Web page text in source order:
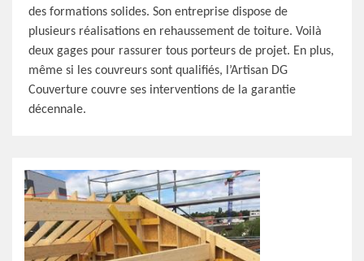
des formations solides. Son entreprise dispose de
plusieurs réalisations en rehaussement de toiture. Voilà
deux gages pour rassurer tous porteurs de projet. En plus,
même si les couvreurs sont qualifiés, l’Artisan DG
Couverture couvre ses interventions de la garantie
décennale.